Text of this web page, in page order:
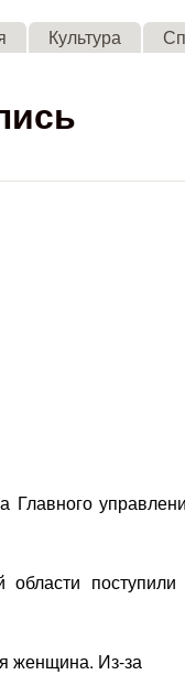
Культура
Главного
поступили
женщина. Из-за